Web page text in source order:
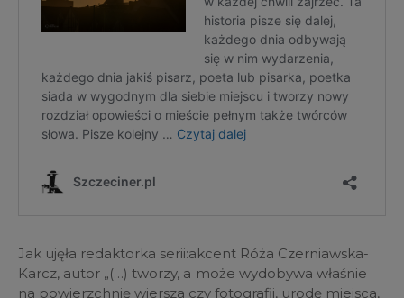
Jak ujęła redaktorka serii:akcent Róża Czerniawska-
Karcz, autor „(…) tworzy, a może wydobywa właśnie
na powierzchnię wiersza czy fotografii, urodę miejsca,